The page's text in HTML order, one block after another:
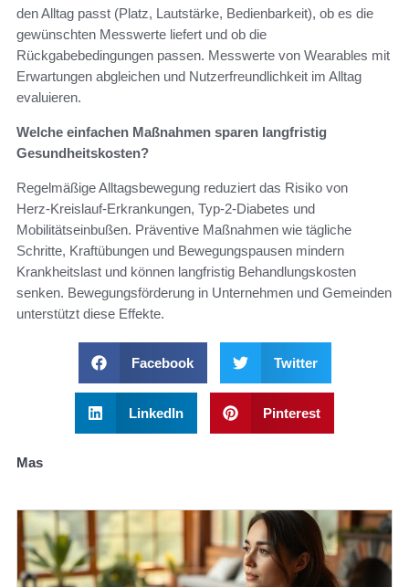
den Alltag passt (Platz, Lautstärke, Bedienbarkeit), ob es die
gewünschten Messwerte liefert und ob die
Rückgabebedingungen passen. Messwerte von Wearables mit
Erwartungen abgleichen und Nutzerfreundlichkeit im Alltag
evaluieren.
Welche einfachen Maßnahmen sparen langfristig
Gesundheitskosten?
Regelmäßige Alltagsbewegung reduziert das Risiko von
Herz‑Kreislauf‑Erkrankungen, Typ‑2‑Diabetes und
Mobilitätseinbußen. Präventive Maßnahmen wie tägliche
Schritte, Kraftübungen und Bewegungspausen mindern
Krankheitslast und können langfristig Behandlungskosten
senken. Bewegungsförderung in Unternehmen und Gemeinden
unterstützt diese Effekte.
Facebook Twitter
LinkedIn Pinterest
Mas